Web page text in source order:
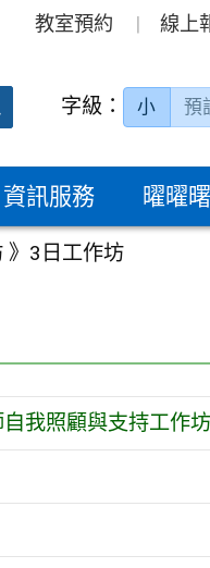
教室預約 線上
出 字級： 小 預
資訊服務 曜曜
》3日工作坊
我照顧與支持工作